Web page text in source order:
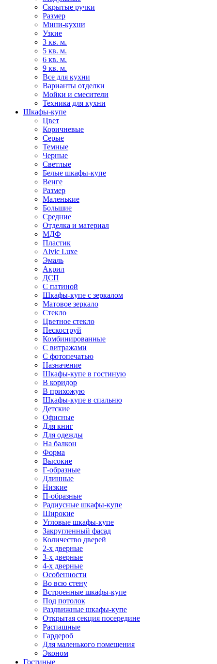
Скрытые ручки
Размер
Мини-кухни
Узкие
3 кв. м.
5 кв. м.
6 кв. м.
9 кв. м.
Все для кухни
Варианты отделки
Мойки и смесители
Техника для кухни
Шкафы-купе
Цвет
Коричневые
Серые
Темные
Черные
Светлые
Белые шкафы-купе
Венге
Размер
Маленькие
Большие
Средние
Отделка и материал
МДФ
Пластик
Alvic Luxe
Эмаль
Акрил
ДСП
С патиной
Шкафы-купе с зеркалом
Матовое зеркало
Стекло
Цветное стекло
Пескоструй
Комбинированные
С витражами
С фотопечатью
Назначение
Шкафы-купе в гостиную
В коридор
В прихожую
Шкафы-купе в спальню
Детские
Офисные
Для книг
Для одежды
На балкон
Форма
Высокие
Г-образные
Длинные
Низкие
П-образные
Радиусные шкафы-купе
Широкие
Угловые шкафы-купе
Закругленный фасад
Количество дверей
2-х дверные
3-х дверные
4-х дверные
Особенности
Во всю стену
Встроенные шкафы-купе
Под потолок
Раздвижные шкафы-купе
Открытая секция посередине
Распашные
Гардероб
Для маленького помещения
Эконом
Гостиные